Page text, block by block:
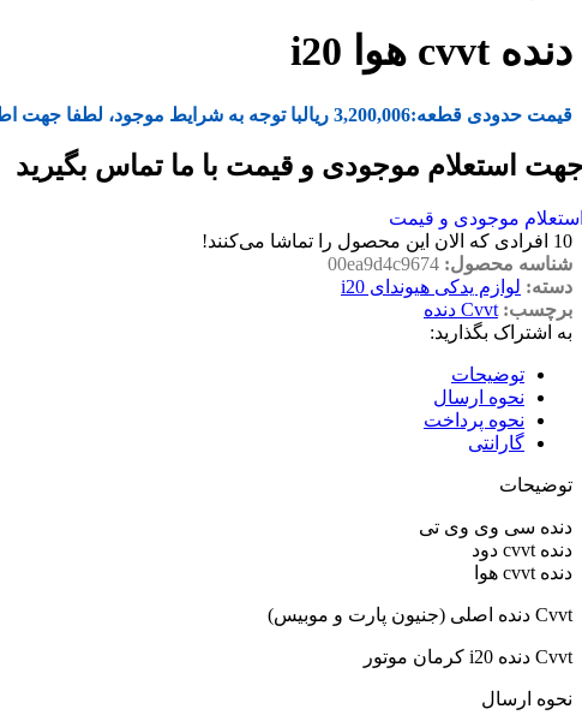
دنده cvvt هوا i20
قیمت حدودی قطعه:3,200,006 ریالبا توجه به شرایط موجود، لطفا جهت
استعلام موجودی و قیمت با ما تماس بگیرید
موجودی و قیمت
10 افرادی که الان این محصول را تماشا می‌کنند!
شناسه محصول: 00ea9d4c9674
دسته: لوازم یدکی هیوندای i20
برچسب: Cvvt دنده
به اشتراک بگذارید:
توضیحات
نحوه ارسال
نحوه پرداخت
گارانتی
توضیحات
دنده سی وی وی تی
دنده cvvt دود
دنده cvvt هوا
Cvvt دنده اصلی (جنیون پارت و موبیس)
Cvvt دنده i20 کرمان موتور
نحوه ارسال